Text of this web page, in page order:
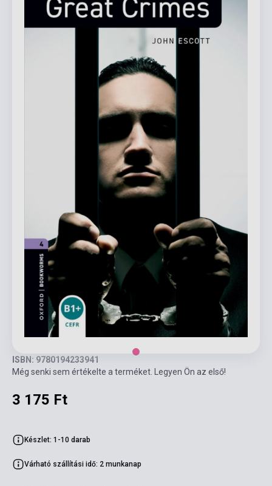
ISBN: 9780194233941
Még senki sem értékelte a terméket. Legyen Ön az első!
3 175 Ft
Készlet: 1-10 darab
Várható szállítási idő: 2 munkanap